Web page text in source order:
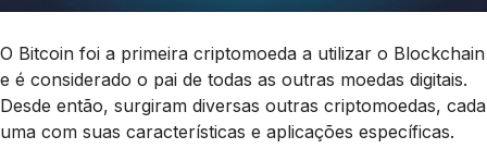
O Bitcoin foi a primeira criptomoeda a utilizar o Blockchain
e é considerado o pai de todas as outras moedas digitais.
Desde então, surgiram diversas outras criptomoedas, cada
uma com suas características e aplicações específicas.